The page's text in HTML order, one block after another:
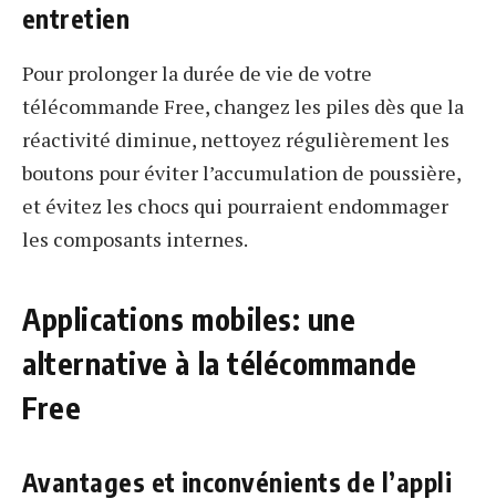
entretien
Pour prolonger la durée de vie de votre
télécommande Free, changez les piles dès que la
réactivité diminue, nettoyez régulièrement les
boutons pour éviter l’accumulation de poussière,
et évitez les chocs qui pourraient endommager
les composants internes.
Applications mobiles: une
alternative à la télécommande
Free
Avantages et inconvénients de l’appli